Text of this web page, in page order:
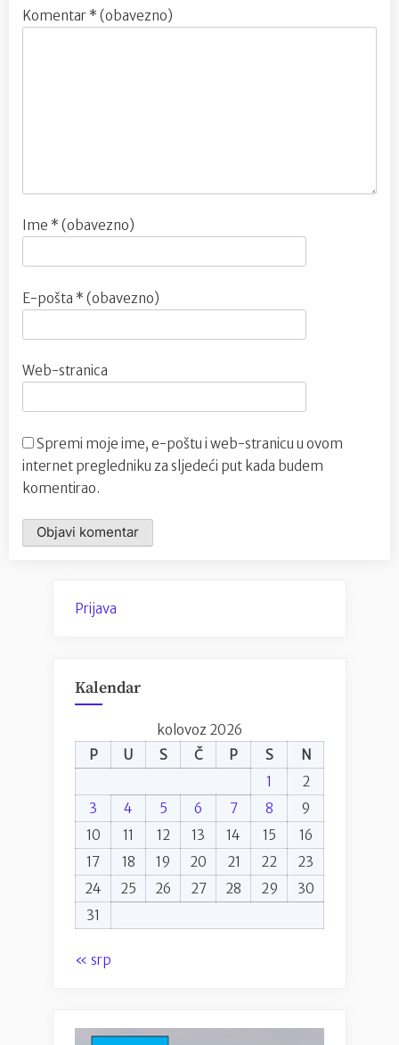
Komentar * (obavezno)
Ime * (obavezno)
E-pošta * (obavezno)
Web-stranica
Spremi moje ime, e-poštu i web-stranicu u ovom
internet pregledniku za sljedeći put kada budem
komentirao.
Prijava
Kalendar
kolovoz 2026
P
U S Č P S
N
1
2
3
4 5 6 7 8
9
10
11 12 13 14 15
16
17
18 19 20 21 22
23
24
25 26 27 28 29
30
31
« srp